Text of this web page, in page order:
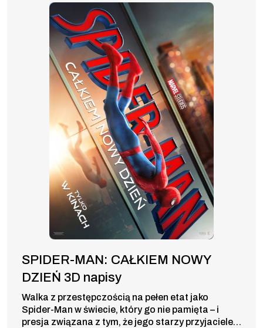
SPIDER-MAN: CAŁKIEM NOWY
DZIEŃ 3D napisy
Walka z przestępczością na pełen etat jako
Spider-Man w świecie, który go nie pamięta – i
presja związana z tym, że jego starzy przyjaciele